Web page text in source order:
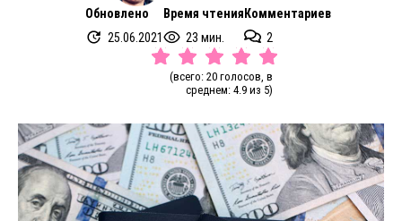
Обновлено
25.06.2021
Время чтения
23 мин.
Комментариев
2
(всего: 20 голосов, в
среднем: 4.9 из 5)